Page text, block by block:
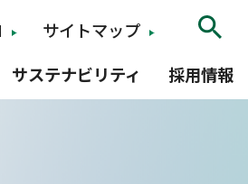
サイトマップ
サステナビリティ 採用情報